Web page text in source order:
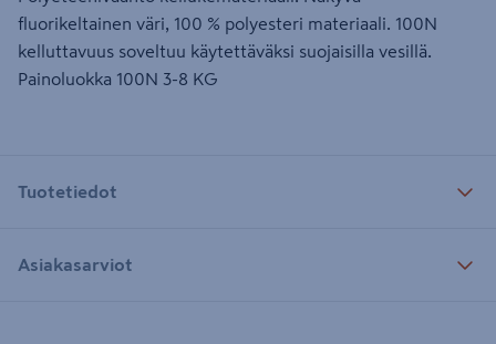
fluorikeltainen väri, 100 % polyesteri materiaali. 100N
kelluttavuus soveltuu käytettäväksi suojaisilla vesillä.
Painoluokka 100N 3-8 KG
Tuotetiedot
Asiakasarviot